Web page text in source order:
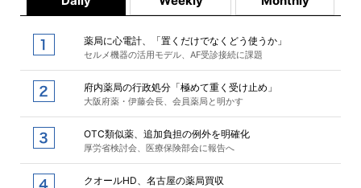
薬局に心電計、「置くだけでなくどう使うか」
セルメ機器の活用モデル、AF受診接続に課題
府内薬局の行政処分「極めて重く受け止め」
大阪府薬・伊藤会長、会員薬局と明かす
OTC類似薬、追加負担の例外を明確化
厚労省検討会、医療保険部会に報告へ
クオールHD、名古屋の薬局買収